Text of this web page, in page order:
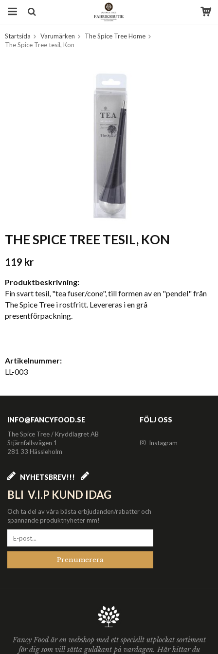
Produkten har blivit tillagd i varukorgen
Startsida Varumärken
The Spice Tree Home
The Spice Tree tesil, Kon
THE SPICE TREE TESIL, KON
119 kr
Produktbeskrivning:
Fin svart tesil, "tea fuser/cone", till formen av en "pendel" från
The Spice Tree i rostfritt. Levereras i en grå
presentförpackning.
Artikelnummer:
LL-003
INFO@FANCYFOOD.SE
The Spice Tree / Kryddlagret AB
Stjärnfallsvägen 1
281 33 Hässleholm
FÖLJ OSS
Instagram
NYHETSBREV!!!
BLI V.I.P KUND IDAG
Och ta del av våra bästa erbjudanden/rabatter och
spännande produktnyheter mm!
Prenumerera
Fancy Food är en webshop med ett speciellt utplockat sortiment
för dig som vill sätta guldkant på vardagen. Här hittar du